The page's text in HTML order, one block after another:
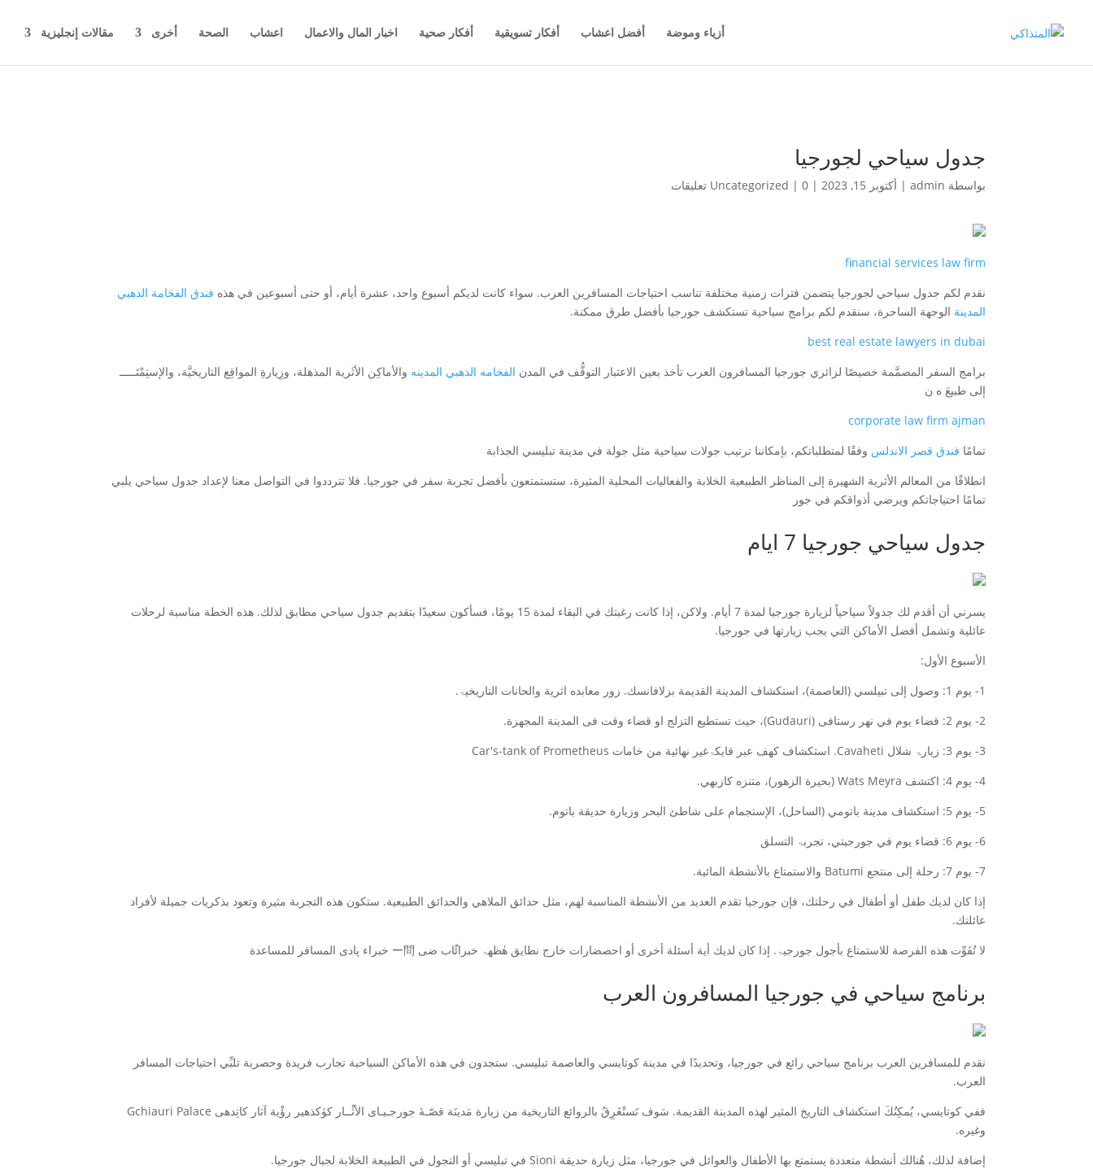
أزياء وموضة أفضل اعشاب أفكار تسويقية أفكار صحية اخبار المال والاعمال اعشاب الصحة أخرى مقالات إنجليزية
جدول سياحي لجورجيا
بواسطة admin
| أكتوبر 15, 2023 |
Uncategorized | 0 تعليقات
financial services law firm
نقدم لكم جدول سياحي لجورجيا يتضمن فترات زمنية مختلفة تناسب احتياجات المسافرين العرب. سواء كانت لديكم أسبوع واحد، عشرة أيام، أو حتى أسبوعين في هذه فندق الفخامة الذهبي
المدينة الوجهة الساحرة، سنقدم لكم برامج سياحية تستكشف جورجيا بأفضل طرق ممكنة.
best real estate lawyers in dubai
برامج السفر المصمَّمة خصيصًا لزائري جورجيا المسافرون العرب تأخذ بعين الاعتبار التوقُّف في المدن الفخامه الذهبي المدينه والأماكِن الأثَرية المذهلة، وزِيارةِ المواقِع التاریخیَّة، والإستِمْتَـــــ
إلى طبیعَ ە ن
corporate law firm ajman
تمامًا فندق قصر الاندلس وفقًا لمتطلباتكم، بإمكاننا ترتيب جولات سياحية مثل جولة في مدينة تبليسي الجذابة
انطلاقًا من المعالم الأثرية الشهيرة إلى المناظر الطبيعية الخلابة والفعاليات المحلية المثيرة، ستستمتعون بأفضل تجربة سفر في جورجيا. فلا تترددوا في التواصل معنا لإعداد جدول سياحي يلبي
تمامًا احتياجاتكم ويرضي أذواقكم في جور
جدول سياحي جورجيا 7 ايام
يسرني أن أقدم لك جدولاً سياحياً لزيارة جورجيا لمدة 7 أيام. ولاكن، إذا كانت رغبتك في البقاء لمدة 15 يومًا، فسأكون سعيدًا بتقديم جدول سياحي مطابق لذلك. هذه الخطة مناسبة لرحلات
عائلية وتشمل أفضل الأماكن التي يجب زيارتها في جورجيا.
الأسبوع الأول:
1- يوم 1: وصول إلى تبيلسي (العاصمة)، استكشاف المدينة القديمة بزلافانسك. زور معابده اثرية والحانات التاریخیۃ.
2- يوم 2: قضاء يوم في نهر رستافى (Gudauri)، حیث تستطیع التزلج او قضاء وقت فی المدينة المجھزة.
3- يوم 3: زیارۃ شلال Cavaheti. استکشاف كهف عبر قایکۃغير نهائية من خامات Car's-tank of Prometheus
4- يوم 4: اکتشف Wats Meyra (بحيرة الزهور)، متنزه كازبھي.
5- يوم 5: استكشاف مدينة باتومي (الساحل)، الإستجمام على شاطئ البحر وزيارة حديقة باتوم.
6- يوم 6: قضاء يوم في جورجيتي، تجربۃ التسلق
7- يوم 7: رحلة إلى منتجع Batumi والاستمتاع بالأنشطة المائية.
إذا كان لديك طفل أو أطفال في رحلتك، فإن جورجيا تقدم العديد من الأنشطة المناسبة لهم، مثل حدائق الملاهي والحدائق الطبيعية. ستكون هذه التجربة مثيرة وتعود بذكريات جميلة لأفراد
عائلتك.
لا تُفَوِّت هذه الفرصة للاستمتاع بأجول جورجیۃ. إذا كان لديك أية أسئلة أخرى أو احصضارات خارج نطایق هٰظھۃ خبرائًَاب ضى ー問 خبراء پادى المسافر للمساعدة
برنامج سياحي في جورجيا المسافرون العرب
نقدم للمسافرين العرب برنامج سياحي رائع في جورجيا، وتحديدًا في مدينة كوتايسي والعاصمة تبليسي. ستجدون في هذه الأماكن السياحية تجارب فريدة وحصرية تلبِّي احتياجات المسافر
العرب.
ففي كوتايسي، يُمكِنُكَ استكشاف التاریخ المثیر لهذه المدينة القديمة. سَوف تَستْغَرِقُ بالروائع التاریخیة من زیارة مَدینَة‌ قصّـۀ جورجـیـای اﻷثْــار کۈكذھير رؤْية آثار كاتِدهى Gchiauri Palace
وغيره.
إضافة لذلك، هُنالك أنشطة متعددة يستمتع بها الأطفال والعوائل في جورجيا، مثل زيارة حديقة Sioni في تبليسي أو التجول في الطبيعة الخلابة لجبال جورجيا.